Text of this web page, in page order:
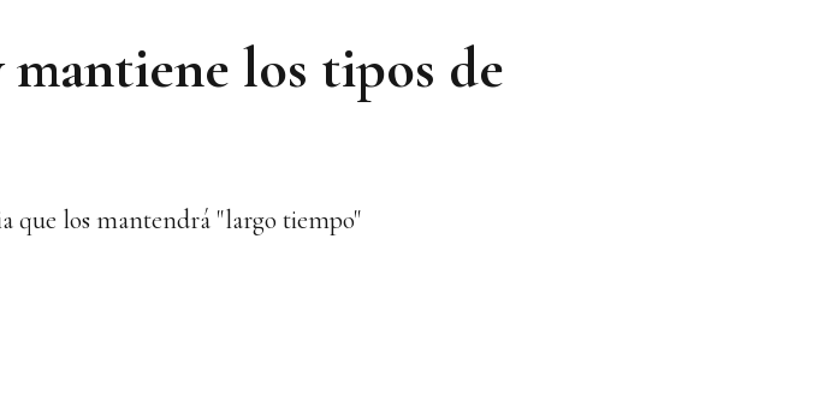
los tipos de
que los mantendrá "largo tiempo"